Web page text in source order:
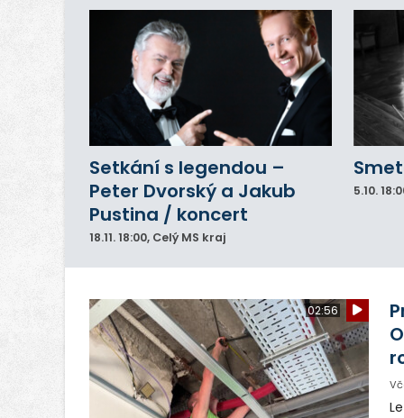
Setkání s legendou –
Peter Dvorský a Jakub
Pustina / koncert
18.11.18:00, Celý MS kraj
5.10.
02:56